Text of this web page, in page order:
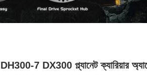
DH300-7 DX300 প্ল্যানেট ক্যারিয়ার